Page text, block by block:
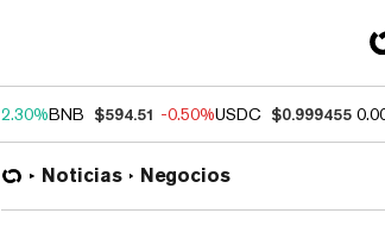
2.30%BNB $594.51 -0.50%USDC $0.999455
Noticias Negocios